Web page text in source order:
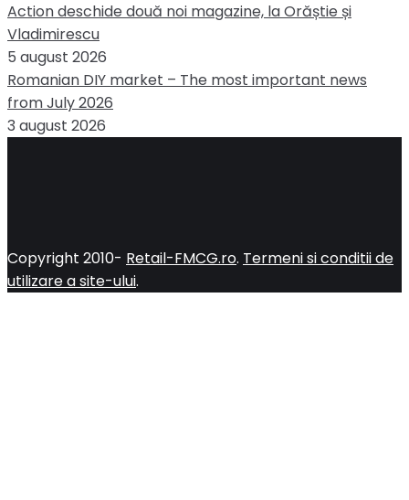
Action deschide două noi magazine, la Orăștie și
Vladimirescu
5 august 2026
Romanian DIY market – The most important news
from July 2026
3 august 2026
Copyright 2010- Retail-FMCG.ro. Termeni si conditii de
utilizare a site-ului.